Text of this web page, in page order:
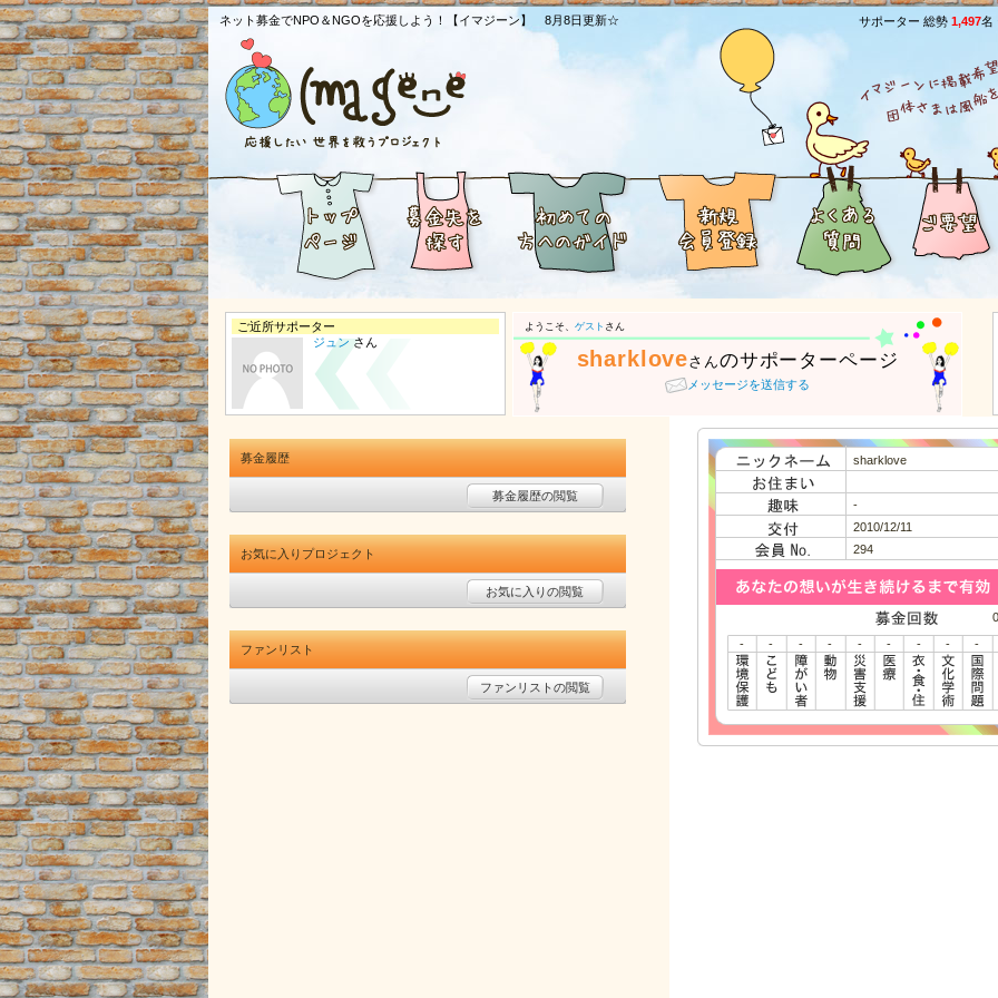
ネット募金でNPO＆NGOを応援しよう！【イマジーン】 8月8日更新☆ サポーター 総勢 1,497名
ご近所サポーター
ジュンさん
ようこそ、 ゲスト さん
sharkloveさんのサポーターページ
メッセージを送信する
sharklove
-
2010/12/11
294
0
-
- - - - - - - -
募金履歴
募金履歴の閲覧
お気に入りプロジェクト
お気に入りの閲覧
ファンリスト
ファンリストの閲覧